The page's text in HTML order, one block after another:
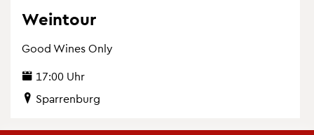
Wein­tour
Good Wines Only
17:00 Uhr
Spar­ren­burg